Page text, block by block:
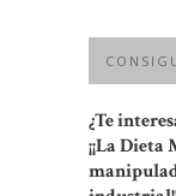
¿Te
¡¡La